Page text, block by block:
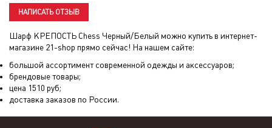
НАПИСАТЬ ОТЗЫВ
Шарф КРЕПОСТЬ Chess Черный/Белый можно купить в интернет-
магазине 21-shop прямо сейчас! На нашем сайте:
большой ассортимент современной одежды и аксессуаров;
брендовые товары;
цена 1510 руб;
доставка заказов по России.